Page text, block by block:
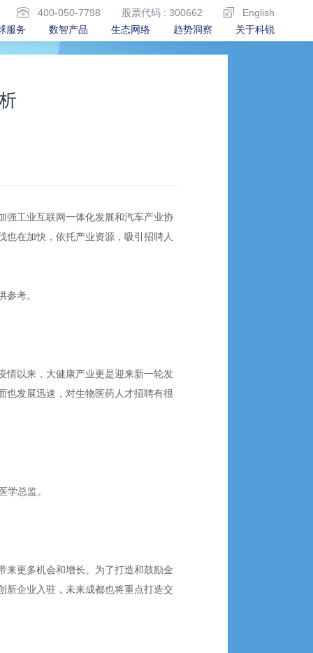
400-050-7798 股票代码 : 300662
English
服务
数智产品 生态网络 趋势洞察 关于科锐
强工业互联网一体化发展和汽车产业协
在加快，依托产业资源，吸引招聘人
考。
情以来，大健康产业更是迎来新一轮发
也发展迅速，对生物医药人才招聘有很
总监。
来更多机会和增长。为了打造和鼓励金
新企业入驻，未来成都也将重点打造交